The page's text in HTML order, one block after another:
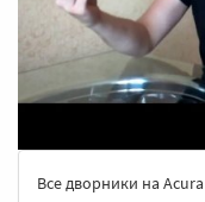
Все дворники на Acura